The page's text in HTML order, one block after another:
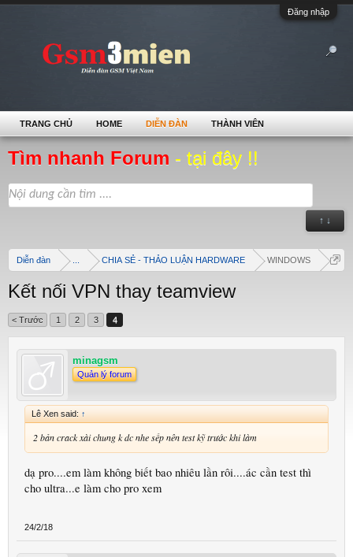
Đăng nhập
Tìm nhanh Forum - tại đây !!
↑ ↓
Diễn đàn CHIA SẺ - THẢO LUẬN HARDWARE WINDOWS
Kết nối VPN thay teamview
< Trước 1 2 3 4
minagsm
Quản lý forum
Lê Xen said: ↑
2 bản crack xài chung k dc nhe sếp nên test kỹ trước khi làm
dạ pro....em làm không biết bao nhiêu lần rôi....ác cần test thì
cho ultra...e làm cho pro xem
24/2/18
TRANG CHỦ HOME DIỄN ĐÀN THÀNH VIÊN